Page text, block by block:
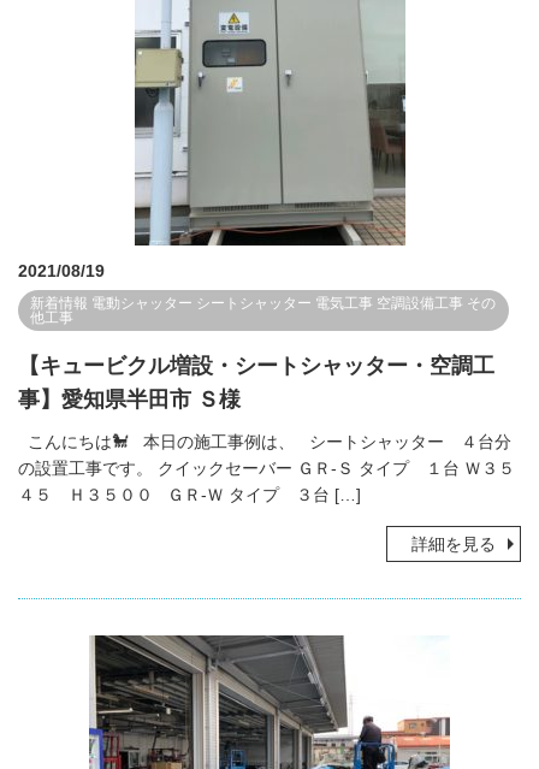
2021/08/19
新着情報 電動シャッター シートシャッター 電気工事 空調設備工事 その
他工事
【キュービクル増設・シートシャッター・空調工
事】愛知県半田市 Ｓ様
こんにちは🐩 本日の施工事例は、 シートシャッター ４台分
の設置工事です。 クイックセーバー ＧＲ-Ｓ タイプ １台 Ｗ３５
４５ Ｈ３５００ ＧＲ-Ｗ タイプ ３台 […]
詳細を見る